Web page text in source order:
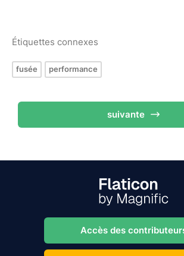
Étiquettes connexes
fusée performance
suivante
Accès des